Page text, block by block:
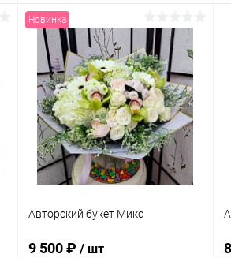
В корзину
Купить в 1 клик Сравнение
В избранное В наличии
Новинка
Авторский букет Микс
9 500 ₽ / шт